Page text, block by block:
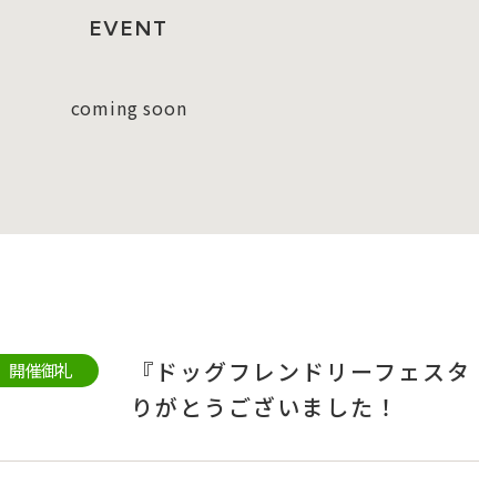
EVENT
coming soon
開催御礼
『ドッグフレンドリーフェス
りがとうございました！